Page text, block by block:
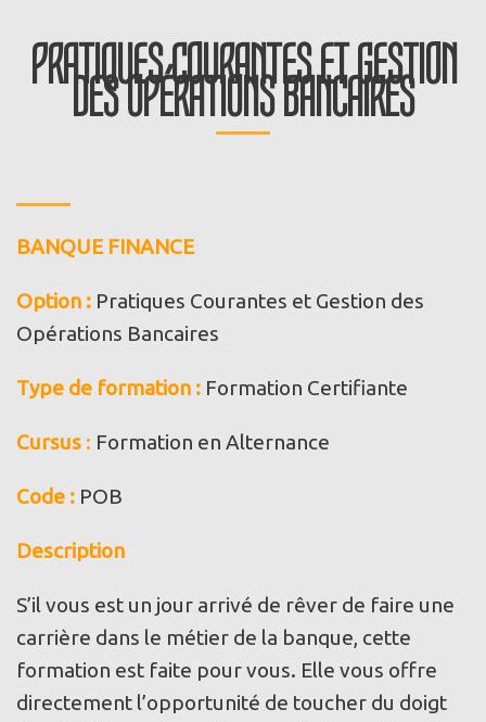
PRATIQUES COURANTES ET GESTION
DES OPÉRATIONS BANCAIRES
BANQUE FINANCE
Option : Pratiques Courantes et Gestion des
Opérations Bancaires
Type de formation : Formation Certifiante
Cursus : Formation en Alternance
Code : POB
Description
S’il vous est un jour arrivé de rêver de faire une
carrière dans le métier de la banque, cette
formation est faite pour vous. Elle vous offre
directement l’opportunité de toucher du doigt